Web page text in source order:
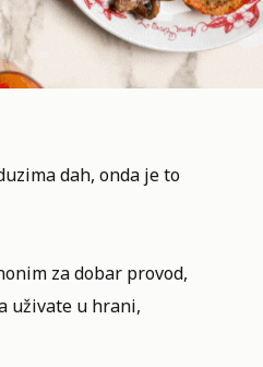
dah, onda je to
za dobar provod,
uživate u hrani,